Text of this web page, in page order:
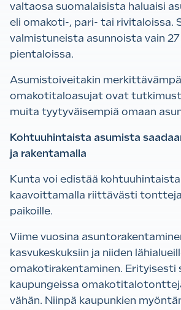
valtaosa suomalaisista haluaisi
eli omakoti-, pari- tai rivitaloissa.
valmistuneista asunnoista vain
pientaloissa.
Asumistoiveitakin
omakotitaloasujat ovat
muita tyytyväisempiä omaan
Kohtuuhintaista asumista
ja rakentamalla
Kunta voi edistää
kaavoittamalla riittävästi
paikoille.
Viime vuosina
kasvukeskuksiin ja niiden
omakotirakentaminen. Erityisesti
kaupungeissa
vähän. Niinpä kaupunkien